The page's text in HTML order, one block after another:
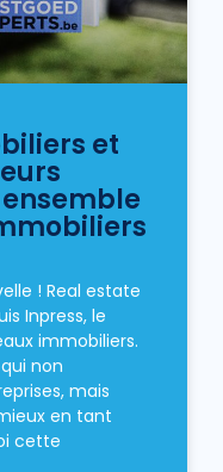
et
! Real estate
Inpress, le
immobiliers.
non
mais
en tant
cette